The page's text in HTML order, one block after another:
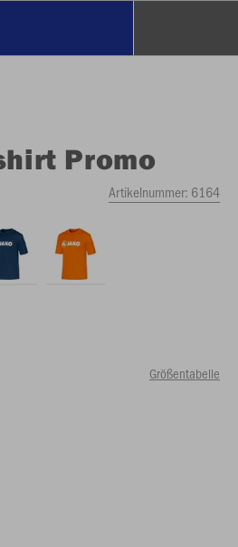
Promo
Artikelnummer: 6164
Größentabelle